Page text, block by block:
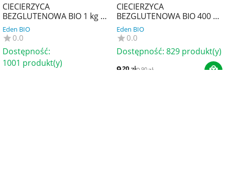
CIECIERZYCA
BEZGLUTENOWA BIO 1 kg -
BIO PLANET
Eden BIO
0.0
Dostępność:
1001 produkt(y)
CIECIERZYCA
BEZGLUTENOWA BIO 400 g -
BIO PLANET
Eden BIO
0.0
Dostępność: 829 produkt(y)
920 zł990 zł